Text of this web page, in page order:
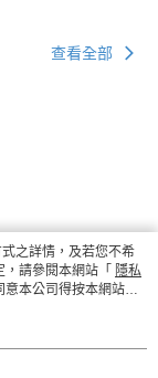
查看全部
之詳情，及若您不希
請參閱本網站「 隱私
意本公司得按本網站使